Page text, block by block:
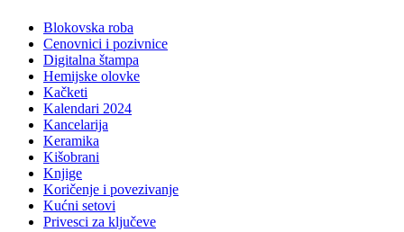
Blokovska roba
Cenovnici i pozivnice
Digitalna štampa
Hemijske olovke
Kačketi
Kalendari 2024
Kancelarija
Keramika
Kišobrani
Knjige
Koričenje i povezivanje
Kućni setovi
Privesci za ključeve